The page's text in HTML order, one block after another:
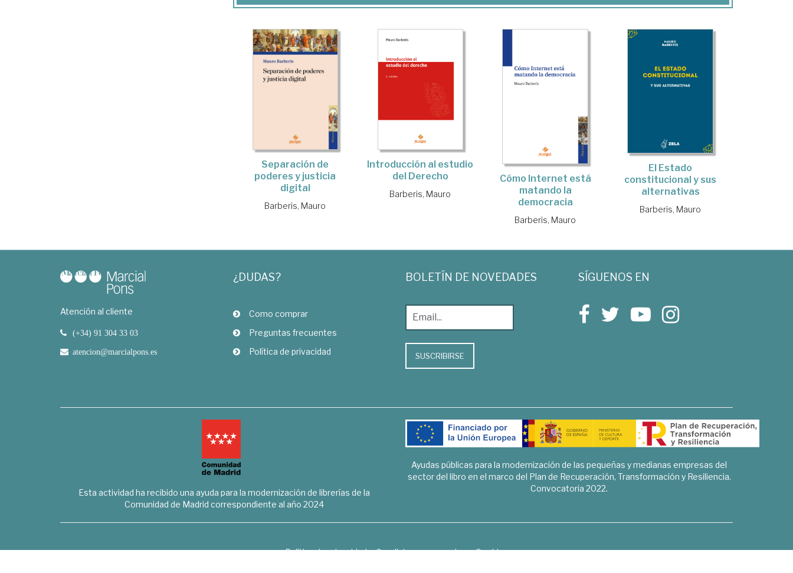
Separación de
poderes y justicia
digital
Barberis, Mauro
Introducción al estudio
del Derecho
Barberis, Mauro
Cómo Internet está
matando la
democracia
Barberis, Mauro
El Estado
constitucional y sus
alternativas
Barberis, Mauro
Atención al cliente
(+34) 91 304 33 03
atencion@marcialpons.es
¿DUDAS?
Como comprar
Preguntas frecuentes
Política de privacidad
BOLETÍN DE NOVEDADES
SUSCRIBIRSE
SÍGUENOS EN
Esta actividad ha recibido una ayuda para la modernización de librerías de la
Comunidad de Madrid correspondiente al año 2024
Ayudas públicas para la modernización de las pequeñas y medianas empresas del
sector del libro en el marco del Plan de Recuperación, Transformación y Resiliencia.
Convocatoria 2022.
Política de privacidad Condiciones generales
Cookies